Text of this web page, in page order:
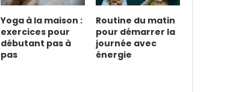
Yoga à la maison :
exercices pour
débutant pas à
pas
Routine du matin
pour démarrer la
journée avec
énergie